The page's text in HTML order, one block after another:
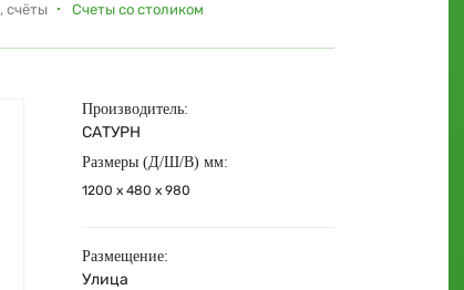
счёты Счеты со столиком
Производитель:
САТУРН
Размеры (Д/Ш/В) мм:
1200 х 480 х 980
Размещение:
Улица